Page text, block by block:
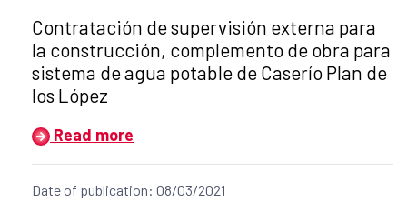
Title of the announcement:
Contratación de supervisión externa para
la construcción, complemento de obra para
sistema de agua potable de Caserío Plan de
los López
Read more
Date of publication: 08/03/2021